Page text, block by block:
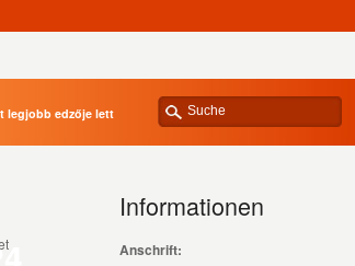
legjobb edzője lett
Informationen
Anschrift: